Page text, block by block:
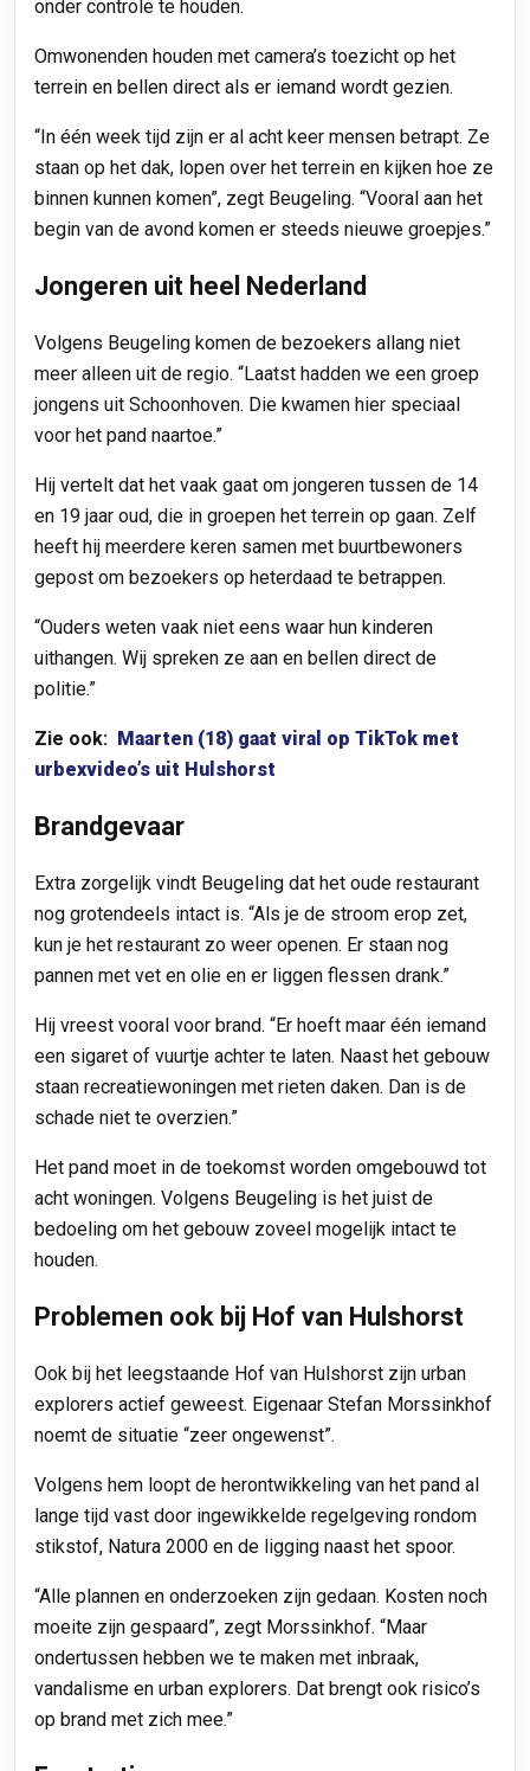
onder controle te houden.
Omwonenden houden met camera’s toezicht op het
terrein en bellen direct als er iemand wordt gezien.
“In één week tijd zijn er al acht keer mensen betrapt. Ze
staan op het dak, lopen over het terrein en kijken hoe ze
binnen kunnen komen”, zegt Beugeling. “Vooral aan het
begin van de avond komen er steeds nieuwe groepjes.”
Jongeren uit heel Nederland
Volgens Beugeling komen de bezoekers allang niet
meer alleen uit de regio. “Laatst hadden we een groep
jongens uit Schoonhoven. Die kwamen hier speciaal
voor het pand naartoe.”
Hij vertelt dat het vaak gaat om jongeren tussen de 14
en 19 jaar oud, die in groepen het terrein op gaan. Zelf
heeft hij meerdere keren samen met buurtbewoners
gepost om bezoekers op heterdaad te betrappen.
“Ouders weten vaak niet eens waar hun kinderen
uithangen. Wij spreken ze aan en bellen direct de
politie.”
Zie ook: Maarten (18) gaat viral op TikTok met
urbexvideo’s uit Hulshorst
Brandgevaar
Extra zorgelijk vindt Beugeling dat het oude restaurant
nog grotendeels intact is. “Als je de stroom erop zet,
kun je het restaurant zo weer openen. Er staan nog
pannen met vet en olie en er liggen flessen drank.”
Hij vreest vooral voor brand. “Er hoeft maar één iemand
een sigaret of vuurtje achter te laten. Naast het gebouw
staan recreatiewoningen met rieten daken. Dan is de
schade niet te overzien.”
Het pand moet in de toekomst worden omgebouwd tot
acht woningen. Volgens Beugeling is het juist de
bedoeling om het gebouw zoveel mogelijk intact te
houden.
Problemen ook bij Hof van Hulshorst
Ook bij het leegstaande Hof van Hulshorst zijn urban
explorers actief geweest. Eigenaar Stefan Morssinkhof
noemt de situatie “zeer ongewenst”.
Volgens hem loopt de herontwikkeling van het pand al
lange tijd vast door ingewikkelde regelgeving rondom
stikstof, Natura 2000 en de ligging naast het spoor.
“Alle plannen en onderzoeken zijn gedaan. Kosten noch
moeite zijn gespaard”, zegt Morssinkhof. “Maar
ondertussen hebben we te maken met inbraak,
vandalisme en urban explorers. Dat brengt ook risico’s
op brand met zich mee.”